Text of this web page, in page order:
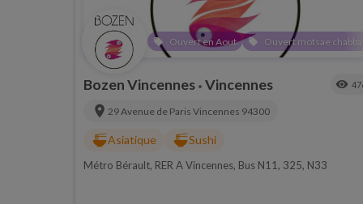
local_offer Ouvert en Aout local_offer Ouvert motsae chabbat
Bozen Vincennes • Vincennes visibility
location_on 29 Avenue de Paris Vincennes 94300
ramen_diningAsiatique ramen_diningSushi
Métro Bérault, RER A Vincennes, Bus N11, 325, N33